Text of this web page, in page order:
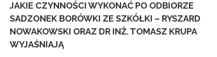
JAKIE CZYNNOŚCI WYKONAĆ PO ODBIORZE
SADZONEK BORÓWKI ZE SZKÓŁKI – RYSZARD
NOWAKOWSKI ORAZ DR INŻ. TOMASZ KRUPA
WYJAŚNIAJĄ